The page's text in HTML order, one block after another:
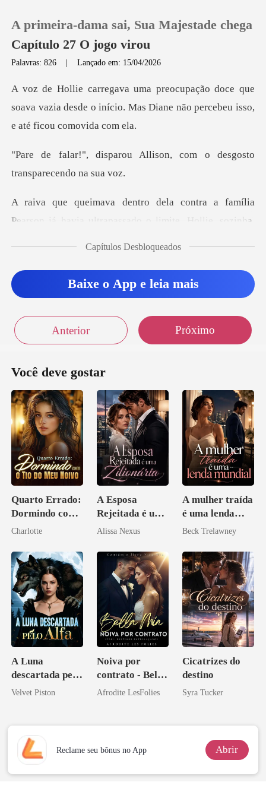
0
Loja
Histórico
A primeira-dama sai, Sua Majestade chega
Capítulo 27 O jogo virou
Palavras: 826 |Lançado em: 15/04/2026
que
soava vazia desde o início. Mas Diane não
Allison, com o desgosto
t
família
Pearson já havia ultrapassado o li
Capítulos Desbloqueados
Baixe o App e leia mais
Anterior Próximo
Você deve gostar
Quarto Errado:
Dormindo com
o Tio do Meu
Charlotte
A Esposa
Rejeitada é uma
Zilionária
Alissa Nexus
A mulher traída
é uma lenda
mundial
Beck Trelawney
A Luna
descartada pelo
Alfa
Velvet Piston
Noiva por
contrato - Bella
Mia
Afrodite LesFolies
Cicatrizes do
destino
Syra Tucker
Reclame seu bônus no App Abrir